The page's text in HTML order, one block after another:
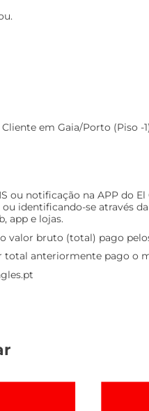
em Gaia/Porto (Piso
ou notificação na APP do
identificando-se através
app e lojas.
valor bruto (total) pago
total anteriormente pago o